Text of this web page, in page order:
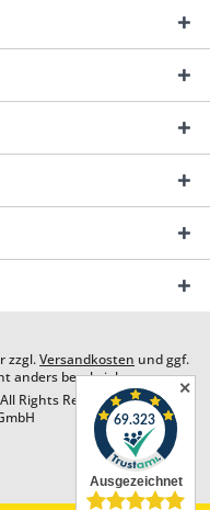
zzgl.Versandkosten und ggf.
anders beschrieben
Rights Reserved. Design by
✕